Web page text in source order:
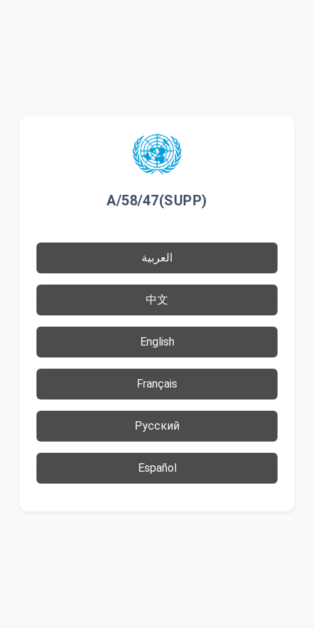
A/58/47(SUPP)
العربية
中文
English
Français
Русский
Español